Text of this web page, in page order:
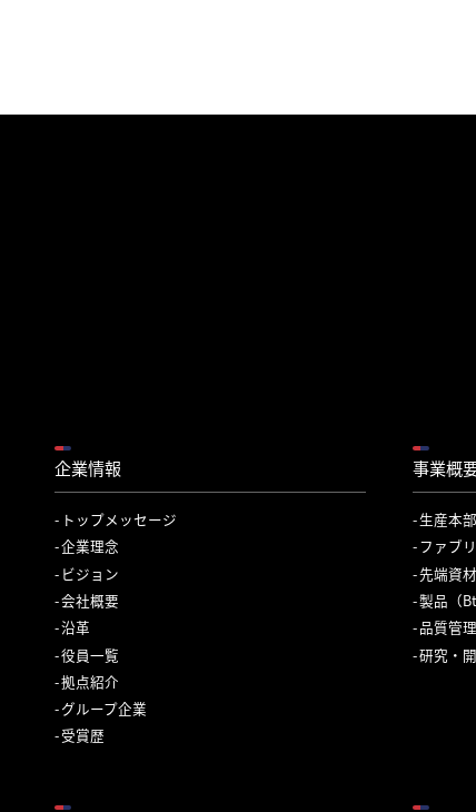
企業情報
トップメッセージ
企業理念
ビジョン
会社概要
沿革
役員一覧
拠点紹介
グループ企業
受賞歴
事業概
生産本
ファブ
先端資
製品（
品質管理
研究・